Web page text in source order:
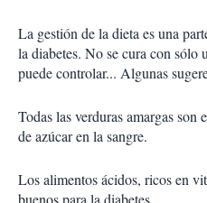
La gestión de la dieta es una
la diabetes. No se cura con sólo
puede controlar... Algunas
Todas las verduras amargas son
de azúcar en la sangre.
Los alimentos ácidos, ricos en
buenos para la diabetes.